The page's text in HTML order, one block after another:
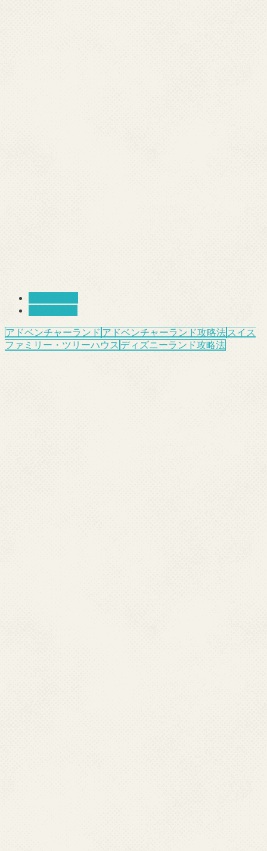
アドベンチャーランド アドベンチャーランド攻略法 スイス
ファミリー・ツリーハウス ディズニーランド攻略法